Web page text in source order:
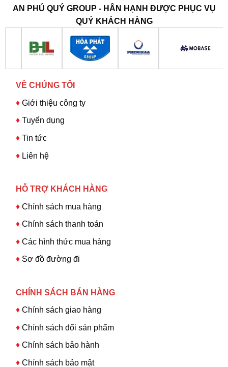
AN PHÚ QUÝ GROUP - HÂN HẠNH ĐƯỢC PHỤC VỤ
QUÝ KHÁCH HÀNG
VỀ CHÚNG TÔI
♦ Giới thiệu công ty
♦Tuyển dụng
♦ Tin tức
♦ Liên hệ
HỖ TRỢ KHÁCH HÀNG
♦Chính sách mua hàng
♦ Chính sách thanh toán
♦ Các hình thức mua hàng
♦ Sơ đồ đường đi
CHÍNH SÁCH BÁN HÀNG
♦ Chính sách giao hàng
♦ Chính sách đổi sản phẩm
♦ Chính sách bảo hành
♦ Chính sách bảo mật